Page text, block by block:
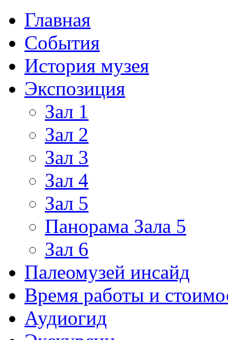
Главная
События
История музея
Экспозиция
Зал 1
Зал 2
Зал 3
Зал 4
Зал 5
Панорама Зала 5
Зал 6
Палеомузей инсайд
Время работы и
Аудиогид